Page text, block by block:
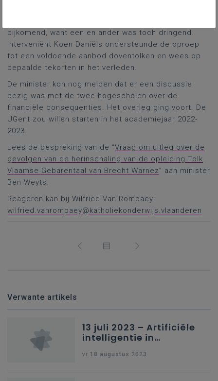
bijkomend, want een en ander was toch dringend.
Interveniënt Koen Daniëls ondersteunde de oproep
tot een voldoende aanbod doventolken en wees op
bepaalde tekorten in het verleden.
De minister kon nog melden dat er een discussie
bezig was met de twee hogescholen over de
financiële consequenties. Het overleg ging voort. De
UGent zou willen starten in het academiejaar 2022-
2023.
Lees de bespreking van de “Vraag om uitleg over de
gevolgen van de herinschaling van de opleiding Tolk
Vlaamse Gebarentaal van Brecht Warnez” aan minister
Ben Weyts.
Reageren kan bij Wilfried Van Rompaey:
wilfried.vanrompaey@katholiekonderwijs.vlaanderen
Verwante artikels
13 juli 2023 – Artificiële
intelligentie in
vr 18 augustus 2023